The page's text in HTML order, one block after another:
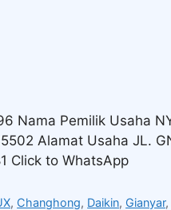
Nama Pemilik Usaha
Alamat Usaha JL.
Click to WhatsApp
, Changhong, Daikin, Gianyar,